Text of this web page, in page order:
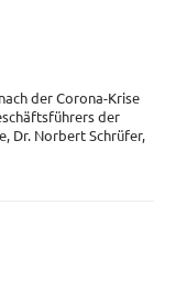
der Corona-Krise
der
Dr. Norbert Schrüfer,